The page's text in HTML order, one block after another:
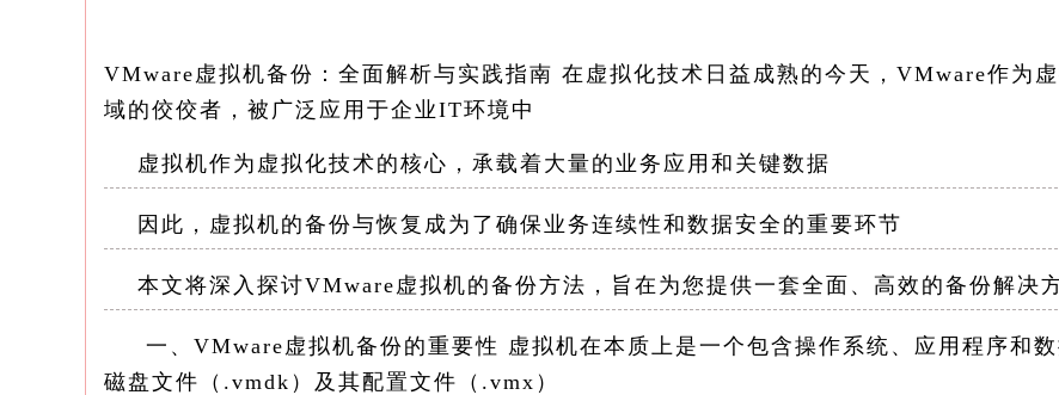
VMware虚拟机备份：全面解析与实践指南 在虚拟化技术日益成熟的今天，VMware作为
域的佼佼者，被广泛应用于企业IT环境中
虚拟机作为虚拟化技术的核心，承载着大量的业务应用和关键数据
因此，虚拟机的备份与恢复成为了确保业务连续性和数据安全的重要环节
本文将深入探讨VMware虚拟机的备份方法，旨在为您提供一套全面、高效的备份解决
一、VMware虚拟机备份的重要性 虚拟机在本质上是一个包含操作系统、应用程序和数
磁盘文件（.vmdk）及其配置文件（.vmx）